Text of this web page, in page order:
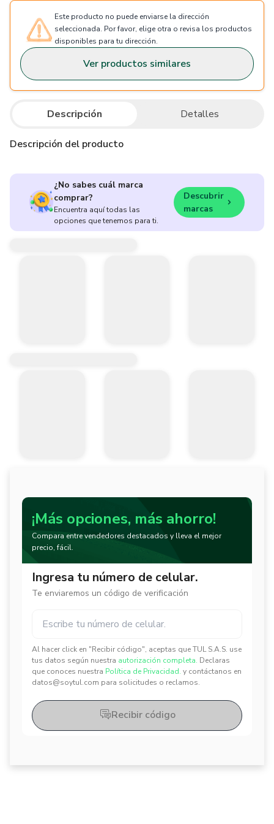
Este producto no puede enviarse la dirección
seleccionada. Por favor, elige otra o revisa los productos
disponibles para tu dirección.
Ver productos similares
Descripción Detalles
Descripción del producto
¿No sabes cuál marca
comprar?
Encuentra aquí todas las
opciones que tenemos para ti.
Descubrir
marcas
¡Más opciones, más ahorro!
Compara entre vendedores destacados y lleva el mejor
precio, fácil.
Ingresa tu número de celular.
Te enviaremos un código de verificación
Al hacer click en "Recibir código", aceptas que TUL S.A.S. use
tus datos según nuestra autorización completa. Declaras
que conoces nuestra Política de Privacidad. y contáctanos en
datos@soytul.com para solicitudes o reclamos.
✕
✕
Recibir código